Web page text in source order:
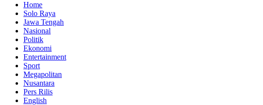
Home
Solo Raya
Jawa Tengah
Nasional
Politik
Ekonomi
Entertainment
Sport
Megapolitan
Nusantara
Pers Rilis
English